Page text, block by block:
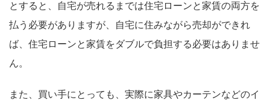
とすると、自宅が売れるまでは住宅ローンと家賃の両方を
払う必要がありますが、自宅に住みながら売却ができれ
ば、住宅ローンと家賃をダブルで負担する必要はありませ
ん。
また、買い手にとっても、実際に家具やカーテンなどのイ